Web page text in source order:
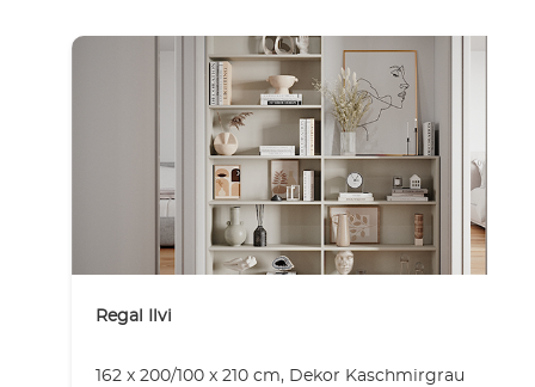
Regal Ilvi
162 x 200/100 x 210 cm, Dekor Kaschmirgrau